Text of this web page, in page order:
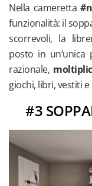
Nella cameretta
funzionalità: il
scorrevoli, la
posto in un’unica
razionale,
giochi, libri, vestiti
#3